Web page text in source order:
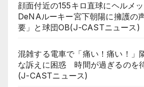
顔面付近の155キロ直球にヘルメ
DeNAルーキー宮下朝陽に擁護
要」と球団OB(J-CASTニュース)
混雑する電車で「痛い！痛い！」
な訴えに困惑 時間が過ぎるのを
(J-CASTニュース)